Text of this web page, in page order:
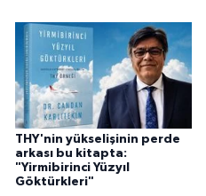
THY'nin yükselişinin perde
arkası bu kitapta:
"Yirmibirinci Yüzyıl
Göktürkleri"